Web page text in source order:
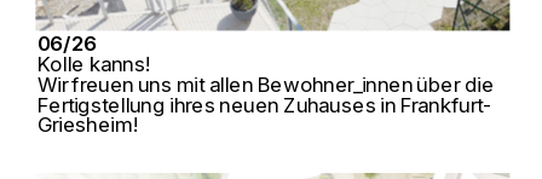
06/26
Kolle kanns!
Wir freuen uns mit allen Bewohner_innen über die
Fertigstellung ihres neuen Zuhauses in Frankfurt-
Griesheim!